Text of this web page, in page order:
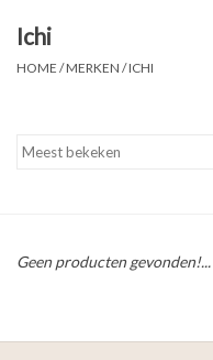
HEREN
SALE DAMES
Ichi
HOME /MERKEN /ICHI
Geen producten gevonden!...